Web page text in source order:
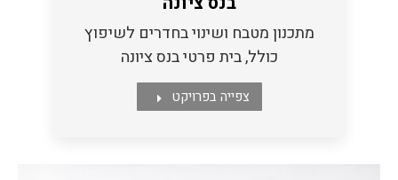
מתכנון מטבח ושינוי בחדרים לשיפוץ
כולל, בית פרטי בנס ציונה
צפייה בפרויקט